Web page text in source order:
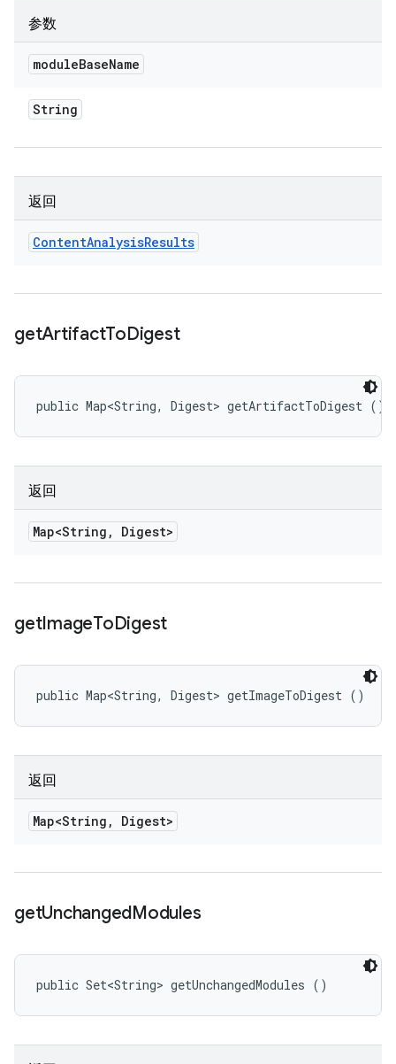
参数
moduleBaseName
String
返回
ContentAnalysisResults
getArtifactToDigest
public Map<String, Digest> getArtifactToDigest ()
返回
Map<String , Digest>
getImageToDigest
public Map<String, Digest> getImageToDigest ()
返回
Map<String , Digest>
getUnchangedModules
public Set<String> getUnchangedModules ()